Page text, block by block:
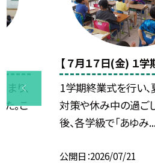
り、
。こ
【 ７月１７日(金) １学
1学期終業式を行い
対策や休み中の過ご
後、各学級で「あゆみ
公開日 2026/07/21